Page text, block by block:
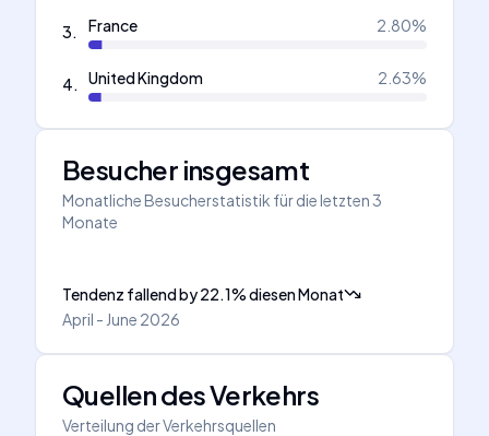
3. France 2.80%
4. United Kingdom 2.63%
Besucher insgesamt
Monatliche Besucherstatistik für die letzten 3
Monate
Tendenz fallendby22.1%diesen Monat
April - June 2026
Quellen des Verkehrs
Verteilung der Verkehrsquellen